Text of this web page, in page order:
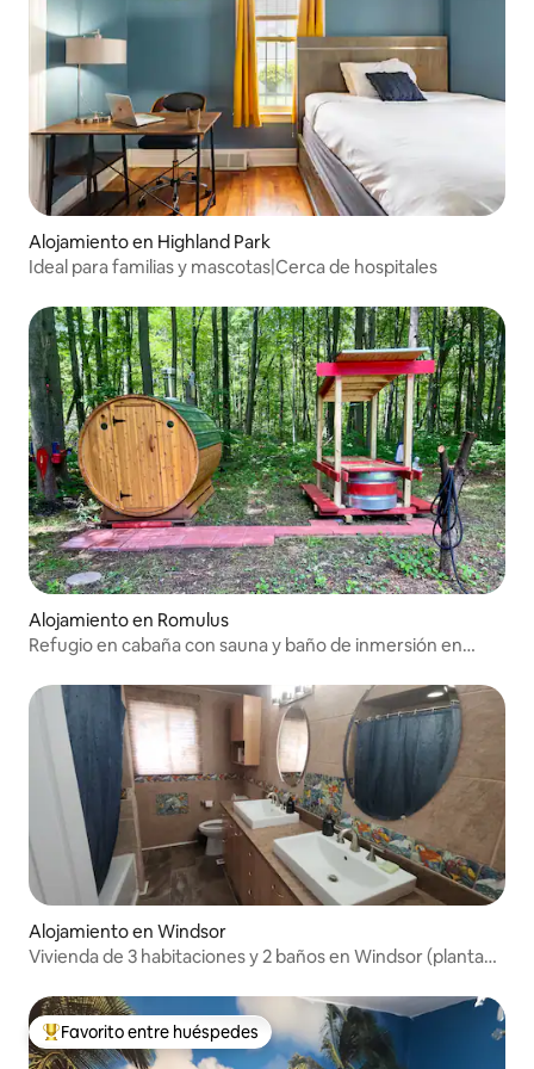
Alojamiento en Highland Park
Ideal para familias y mascotas|Cerca de hospitales
Alojamiento en Romulus
Refugio en cabaña con sauna y baño de inmersión en
Alojamiento en Windsor
Vivienda de 3 habitaciones y 2 baños en Windsor (planta
Favorito entre huéspedes preferido
Favorito entre huéspedes